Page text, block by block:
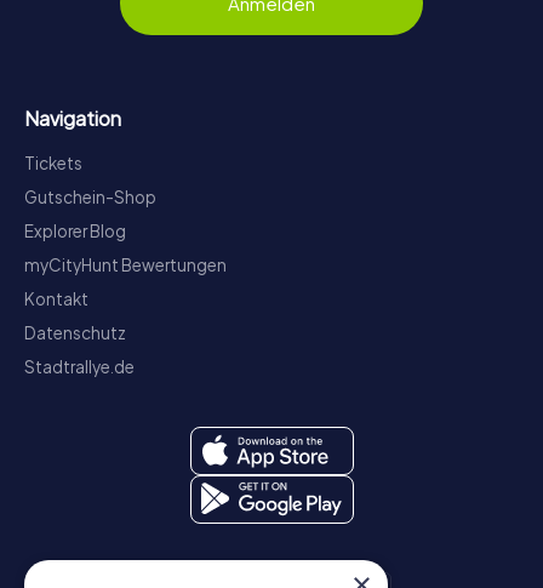
Navigation
Tickets
Gutschein-Shop
Explorer Blog
myCityHunt Bewertungen
Kontakt
Datenschutz
Stadtrallye.de